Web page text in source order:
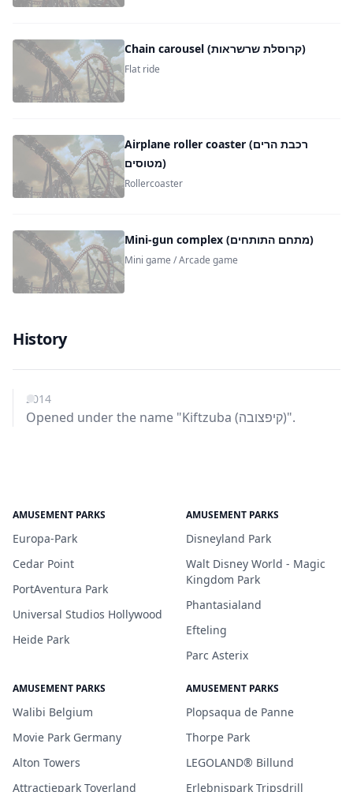
Chain carousel (קרוסלת שרשראות)
Flat ride
Airplane roller coaster (רכבת הרים
מטוסים)
Rollercoaster
Mini-gun complex (מתחם התותחים)
Mini game / Arcade game
History
2014
Opened under the name "Kiftzuba (קיפצובה)".
AMUSEMENT PARKS
Europa-Park
Cedar Point
PortAventura Park
Universal Studios Hollywood
Heide Park
AMUSEMENT PARKS
Disneyland Park
Walt Disney World - Magic
Kingdom Park
Phantasialand
Efteling
Parc Asterix
AMUSEMENT PARKS
Walibi Belgium
Movie Park Germany
Alton Towers
Attractiepark Toverland
AMUSEMENT PARKS
Plopsaqua de Panne
Thorpe Park
LEGOLAND® Billund
Erlebnispark Tripsdrill